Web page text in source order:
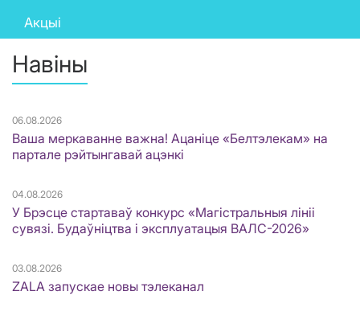
Акцыі
Навіны
06.08.2026
Ваша меркаванне важна! Ацаніце «Белтэлекам» на
партале рэйтынгавай ацэнкі
04.08.2026
У Брэсце стартаваў конкурс «Магістральныя лініі
сувязі. Будаўніцтва і эксплуатацыя ВАЛС-2026»
03.08.2026
ZALA запускае новы тэлеканал